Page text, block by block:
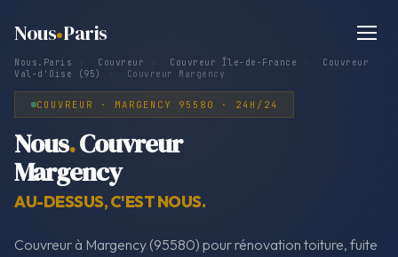
Nous Paris
Nous.Paris Couvreur Couvreur Île-de-France
Couvreur
Val-d'Oise (95)
Couvreur Margency
COUVREUR · MARGENCY 95580 · 24H/24
Nous.Couvreur
Margency
AU-DESSUS, C'EST NOUS.
Couvreur à Margency (95580) pour rénovation toiture, fuite